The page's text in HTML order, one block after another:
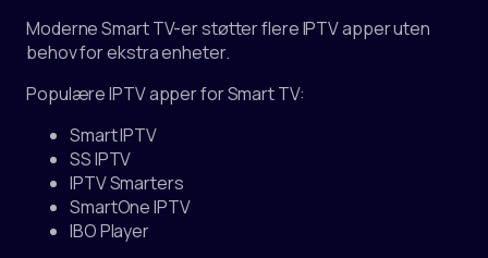
Moderne Smart TV-er støtter flere IPTV apper uten
behov for ekstra enheter.
Populære IPTV apper for Smart TV:
Smart IPTV
SS IPTV
IPTV Smarters
SmartOne IPTV
IBO Player